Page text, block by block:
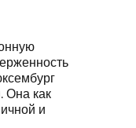
Она как
и